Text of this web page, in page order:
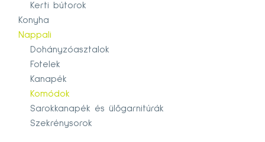
Kerti bútorok
Konyha
Nappali
Dohányzóasztalok
Fotelek
Kanapék
Komódok
Sarokkanapék és ülőgarnitúrák
Szekrénysorok